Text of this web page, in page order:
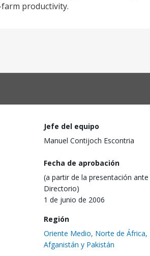
productivity.
Jefe del equipo
Manuel Contijoch Escontria
Fecha de aprobación
(a partir de la presentación ante
Directorio)
1 de junio de 2006
Región
Oriente Medio, Norte de África,
Afganistán y Pakistán